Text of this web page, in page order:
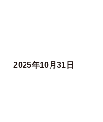
2025年10月31日